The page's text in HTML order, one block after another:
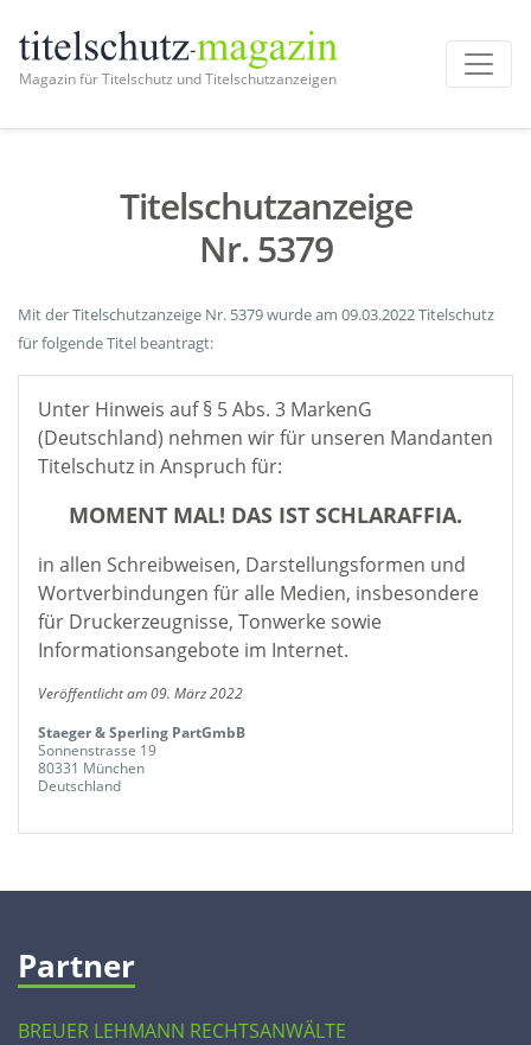
Magazin für Titelschutz und Titelschutzanzeigen
Titelschutzanzeige
Nr. 5379
Mit der Titelschutzanzeige Nr. 5379 wurde am 09.03.2022 Titelschutz
für folgende Titel beantragt:
Unter Hinweis auf § 5 Abs. 3 MarkenG
(Deutschland) nehmen wir für unseren Mandanten
Titelschutz in Anspruch für:
MOMENT MAL! DAS IST SCHLARAFFIA.
in allen Schreibweisen, Darstellungsformen und
Wortverbindungen für alle Medien, insbesondere
für Druckerzeugnisse, Tonwerke sowie
Informationsangebote im Internet.
Veröffentlicht am 09. März 2022
Staeger & Sperling PartGmbB
Sonnenstrasse 19
80331 München
Deutschland
Partner
BREUER LEHMANN RECHTSANWÄLTE